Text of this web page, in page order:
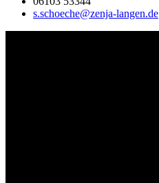
s.schoeche@zenja-langen.de